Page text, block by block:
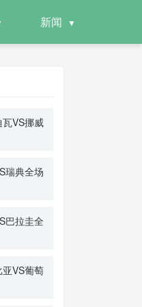
新闻
VS挪威
瑞典全场
巴拉圭全
VS葡萄